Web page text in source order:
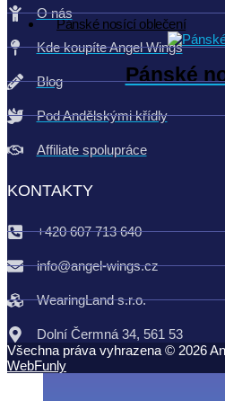
Pánské nosící oblečení
Pánské
O nás
Kde koupíte Angel Wings
Blog
Pod Andělskými křídly
Affiliate spolupráce
KONTAKTY
+420 607 713 640
info@angel-wings.cz
WearingLand s.r.o.
Dolní Čermná 34, 561 53
Všechna práva vyhrazena © 2026
WebFunly